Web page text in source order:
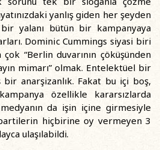
yanlış giden her şeyden
yalanı bütün bir kampanyaya
Dominic Cummings siyasi biri
“Berlin duvarının çöküşünden
mimarı” olmak. Entelektüel bir
anarşizanlık. Fakat bu içi boş,
özellikle kararsızlarda
da işin içine girmesiyle
hiçbirine oy vermeyen 3
ulaşılabildi.